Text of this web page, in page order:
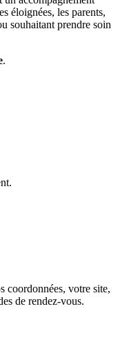
éloignées, les parents,
souhaitant prendre soin
.
coordonnées, votre site,
de rendez-vous.